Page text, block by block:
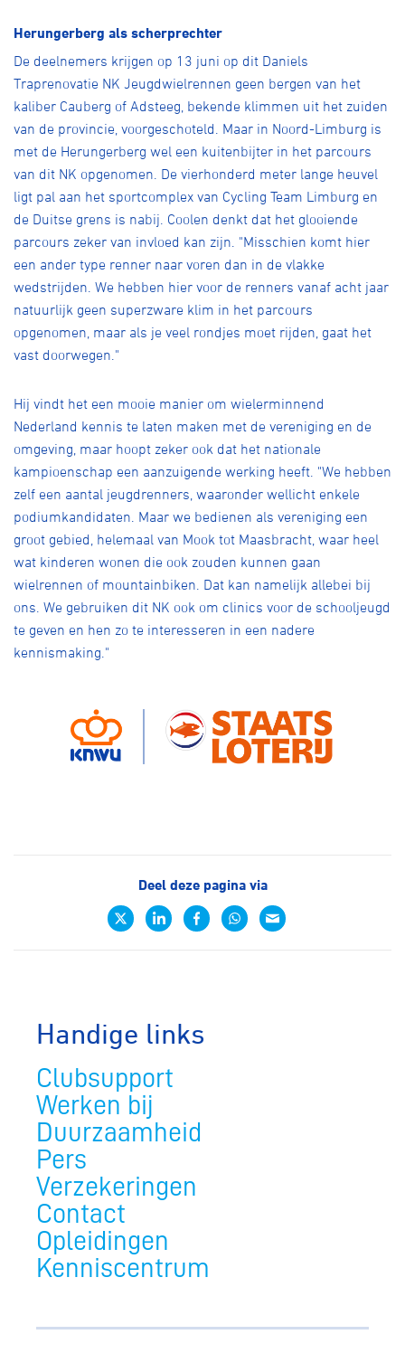
Herungerberg als scherprechter
De deelnemers krijgen op 13 juni op dit Daniels
Traprenovatie NK Jeugdwielrennen geen bergen van het
kaliber Cauberg of Adsteeg, bekende klimmen uit het zuiden
van de provincie, voorgeschoteld. Maar in Noord-Limburg is
met de Herungerberg wel een kuitenbijter in het parcours
van dit NK opgenomen. De vierhonderd meter lange heuvel
ligt pal aan het sportcomplex van Cycling Team Limburg en
de Duitse grens is nabij. Coolen denkt dat het glooiende
parcours zeker van invloed kan zijn. "Misschien komt hier
een ander type renner naar voren dan in de vlakke
wedstrijden. We hebben hier voor de renners vanaf acht jaar
natuurlijk geen superzware klim in het parcours
opgenomen, maar als je veel rondjes moet rijden, gaat het
vast doorwegen."
Hij vindt het een mooie manier om wielerminnend
Nederland kennis te laten maken met de vereniging en de
omgeving, maar hoopt zeker ook dat het nationale
kampioenschap een aanzuigende werking heeft. "We hebben
zelf een aantal jeugdrenners, waaronder wellicht enkele
podiumkandidaten. Maar we bedienen als vereniging een
groot gebied, helemaal van Mook tot Maasbracht, waar heel
wat kinderen wonen die ook zouden kunnen gaan
wielrennen of mountainbiken. Dat kan namelijk allebei bij
ons. We gebruiken dit NK ook om clinics voor de schooljeugd
te geven en hen zo te interesseren in een nadere
kennismaking."
Deel deze pagina via
Handige links
Clubsupport
Werken bij
Duurzaamheid
Pers
Verzekeringen
Contact
Opleidingen
Kenniscentrum